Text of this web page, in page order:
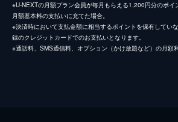
※U-NEXTの月額プラン会員が毎月もらえる1,200円分のポ
月額基本料の支払いに充てた場合。
※決済時において支払金額に相当するポイントを保有してい
録のクレジットカードでのお支払いとなります。
※通話料、SMS通信料、オプション（かけ放題など）の月額